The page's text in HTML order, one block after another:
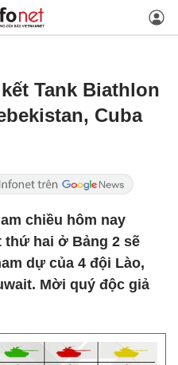
Tank Biathlon
Cuba
chiều hôm nay
thứ hai ở Bảng 2 sẽ
dự của 4 đội Lào,
Mời quý độc giả